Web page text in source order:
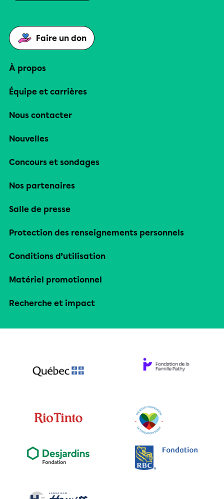
Faire un don
À propos
Équipe et carrières
Nous contacter
Nouvelles
Concours et sondages
Nos partenaires
Salle de presse
Protection des renseignements personnels
Conditions d’utilisation
Matériel promotionnel
Recherche et impact